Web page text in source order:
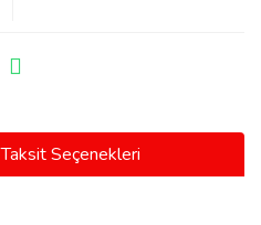
Taksit Seçenekleri